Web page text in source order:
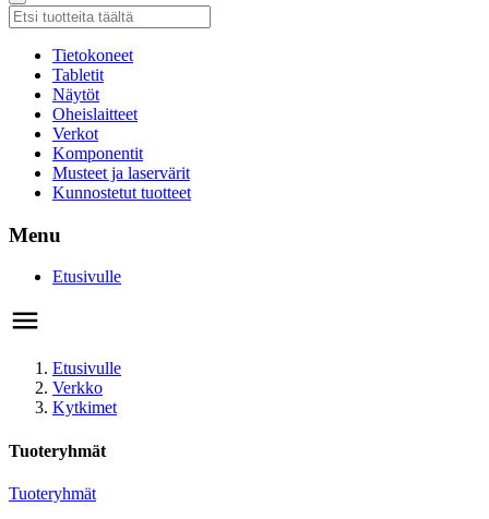
Tietokoneet
Tabletit
Näytöt
Oheislaitteet
Verkot
Komponentit
Musteet ja laservärit
Kunnostetut tuotteet
Menu
Etusivulle
Etusivulle
Verkko
Kytkimet
Tuoteryhmät
Tuoteryhmät